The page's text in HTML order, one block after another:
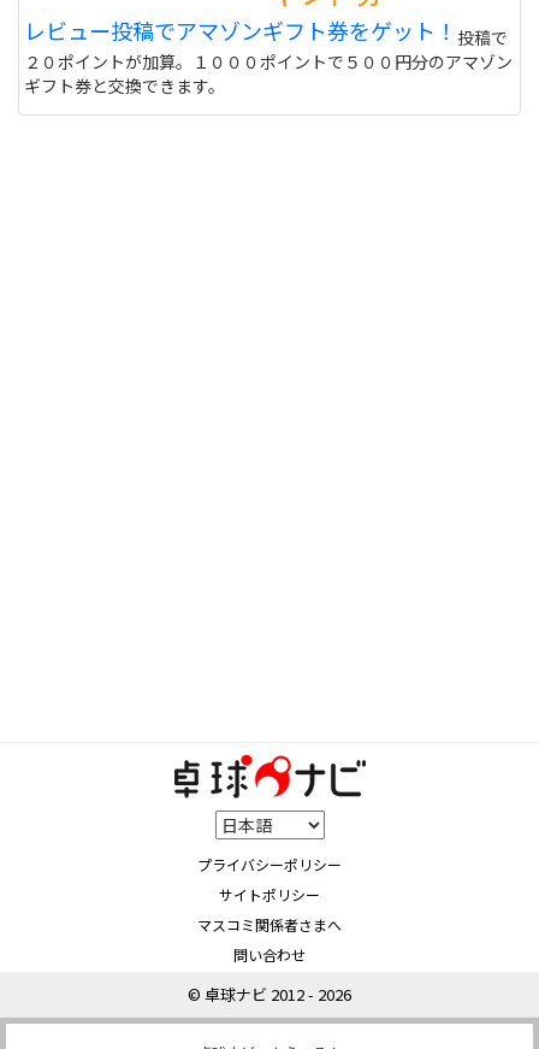
偽物うってるとこもあるので 海外のサイトって注意
しないと危ない 個人輸入とかしてオクで偽物うって
る人もいるけど
サイトを見る
レビュー投稿でアマゾンギフト券をゲット！ 投稿で
２０ポイントが加算。１０００ポイントで５００円分のアマゾン
ギフト券と交換できます。
プライバシーポリシー
サイトポリシー
マスコミ関係者さまへ
問い合わせ
© 卓球ナビ 2012 - 2026